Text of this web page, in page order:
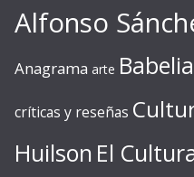
Alfonso
Anagrama arte Babelia
críticas y reseñas
Huilson El